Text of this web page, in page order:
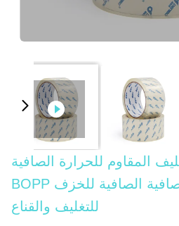
المقاوم للحرارة الصافية
الصافية الصافية الصافية الصافية للخزف BOPP
للتغليف والقناع